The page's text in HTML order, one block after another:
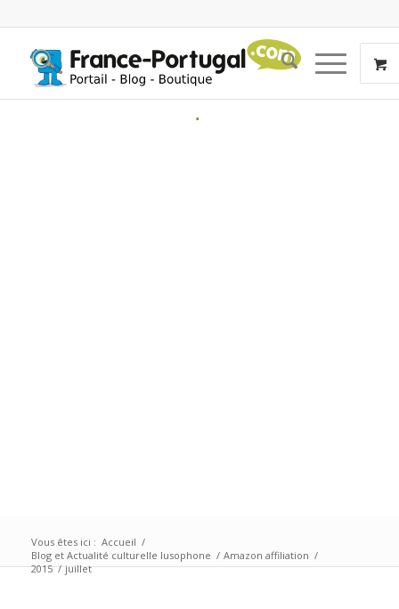
Vous êtes ici : Accueil /
Blog et Actualité culturelle lusophone / Amazon affiliation /
2015 / juillet